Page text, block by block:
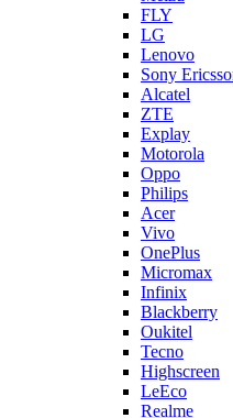
LG
Lenovo
Sony Ericsson
Alcatel
ZTE
Explay
Motorola
Oppo
Philips
Acer
Vivo
OnePlus
Micromax
Infinix
Blackberry
Oukitel
Tecno
Highscreen
LeEco
Realme
Prestigio